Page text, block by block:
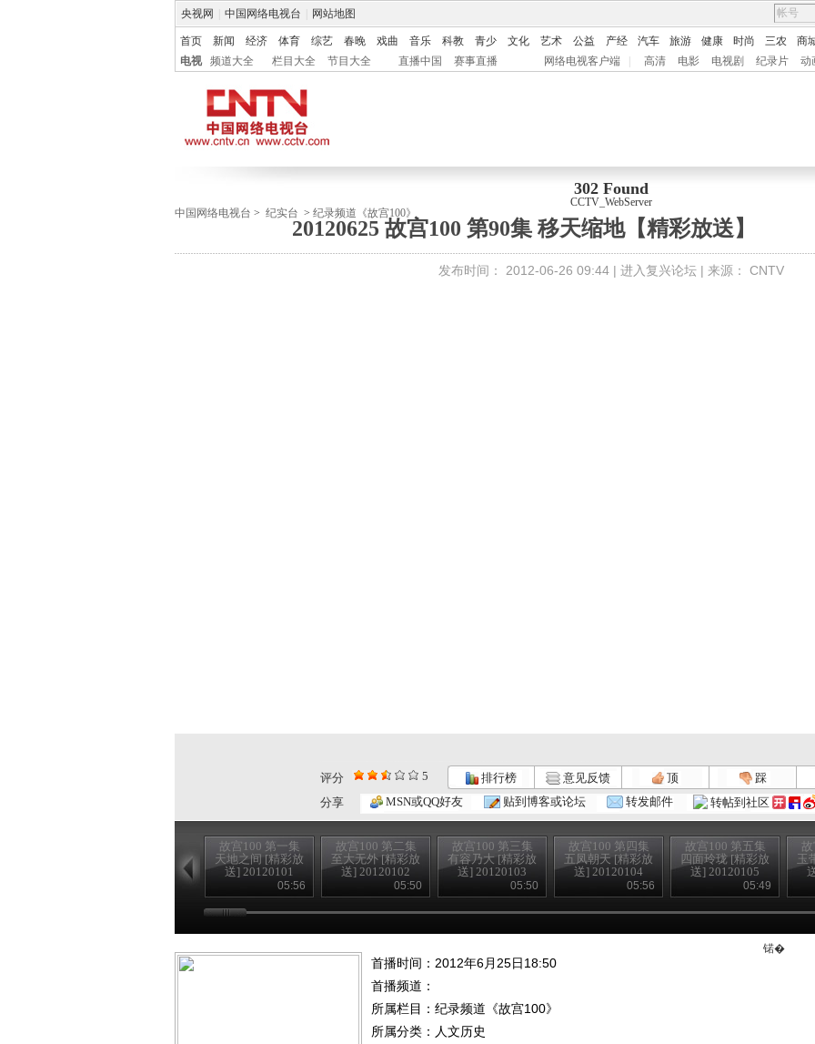
央视网 中国网络电视台 网站地图
首页 新闻 经济 体育 综艺 春晚 戏曲 音乐 科教 青少 文化 艺术 公益 产经 汽车 旅游 健康 时尚 三农
商
电视
频道大全 栏目大全 节目大全 直播中国 赛事直播 网络电视客户端 高清 电影 电视剧 纪录片 动
302 Found
CCTV_WebServer
中国网络电视台 > 纪实台 > 纪录频道《故宫100》
20120625 故宫100 第90集 移天缩地【精彩放送】
发布时间： 2012-06-26 09:44 | 进入复兴论坛 | 来源： CNTV
评分 5 排行榜 意见反馈 顶
踩
分享
MSN或QQ好友 贴到博客或论坛 转发邮件 转帖到社区
故宫100 第一集
天地之间 [精彩放
送] 20120101
05:56
故宫100 第二集
至大无外 [精彩放
送] 20120102
05:50
故宫100 第三集
有容乃大 [精彩放
送] 20120103
05:50
故宫100 第四集
五凤朝天 [精彩放
送] 20120104
05:56
故宫100 第五集
四面玲珑 [精彩放
送] 20120105
05:49
玉
首播时间：2012年6月25日18:50
首播频道：
所属栏目： 纪录频道《故宫100》
所属分类：人文历史
锘�